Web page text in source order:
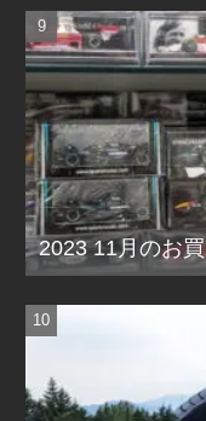
2023 11月のお